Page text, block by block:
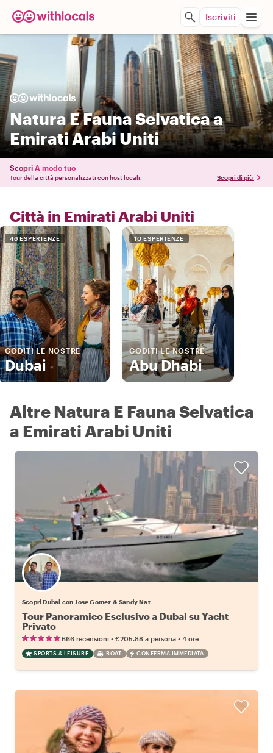
Iscriviti
Natura E Fauna Selvatica a
Emirati Arabi Uniti
Scopri A modo tuo
Tour della città personalizzati con host locali. Scopri di più
Città in Emirati Arabi Uniti
46 ESPERIENZE
GODITI LE NOSTRE
Dubai
10 ESPERIENZE
GODITI LE NOSTRE
Abu Dhabi
Altre Natura E Fauna Selvatica
a Emirati Arabi Uniti
Scopri Dubai con Jose Gomez & Sandy Nat
Tour Panoramico Esclusivo a Dubai su Yacht
Privato
666 recensioni • €205.88 a persona • 4 ore
SPORTS & LEISURE BOAT CONFERMA IMMEDIATA